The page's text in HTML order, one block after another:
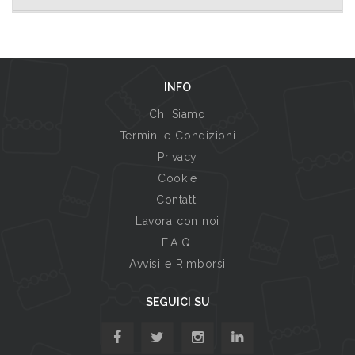
INFO
Chi Siamo
Termini e Condizioni
Privacy
Cookie
Contatti
Lavora con noi
F.A.Q.
Avvisi e Rimborsi
SEGUICI SU